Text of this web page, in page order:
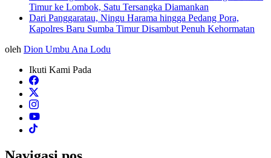
Timur ke Lombok, Satu Tersangka Diamankan
Dari Panggaratau, Ningu Harama hingga Pedang Pora,
Kapolres Baru Sumba Timur Disambut Penuh Kehormatan
oleh Dion Umbu Ana Lodu
Ikuti Kami Pada